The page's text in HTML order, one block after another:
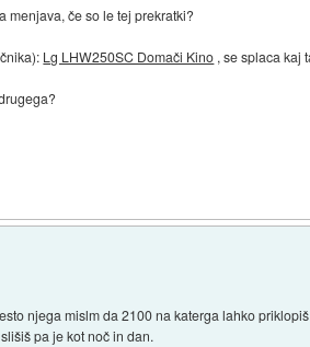
menjava, če so le tej prekratki?
Lg LHW250SC Domači Kino , se splaca kaj
njega mislm da 2100 na katerga lahko
pa je kot noč in dan.